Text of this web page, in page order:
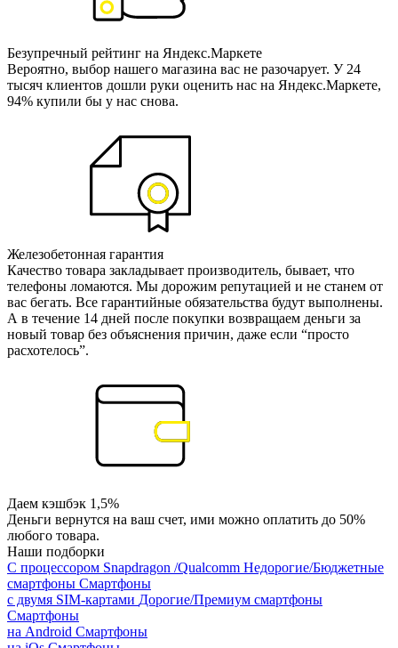
Безупречный рейтинг на Яндекс.Маркете
Вероятно, выбор нашего магазина вас не разочарует. У 24
тысяч клиентов дошли руки оценить нас на Яндекс.Маркете,
94% купили бы у нас снова.
Железобетонная гарантия
Качество товара закладывает производитель, бывает, что
телефоны ломаются. Мы дорожим репутацией и не станем от
вас бегать. Все гарантийные обязательства будут выполнены.
А в течение 14 дней после покупки возвращаем деньги за
новый товар без объяснения причин, даже если “просто
расхотелось”.
Даем кэшбэк 1,5%
Деньги вернутся на ваш счет, ими можно оплатить до 50%
любого товара.
Наши подборки
С процессором Snapdragon /Qualcomm Недорогие/Бюджетные
смартфоны Смартфоны
с двумя SIM-картами Дорогие/Премиум смартфоны
Смартфоны
на Android Смартфоны